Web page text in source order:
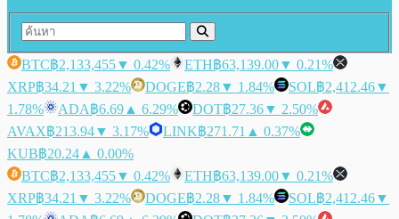
BTC฿2,133,455▼ 0.42% ETH฿63,139.00▼ 0.21%
XRP฿34.21 ▼ 3.22% DOGE฿2.28▼ 1.84% SOL฿2,412.46▼
1.78%
ADA฿6.69 ▲ 6.29% DOT฿27.36▼ 2.50%
AVAX฿213.94▼ 3.17% LINK฿271.71 ▲ 0.37%
KUB฿20.24 ▲ 0.00%
BTC฿2,133,455▼ 0.42% ETH฿63,139.00▼ 0.21%
XRP฿34.21 ▼ 3.22% DOGE฿2.28▼ 1.84% SOL฿2,412.46▼